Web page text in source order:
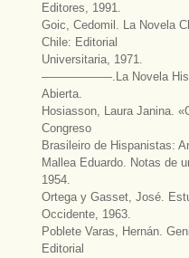
Editores, 1991.
Goic, Cedomil. La Novela
Chile: Editorial
Universitaria, 1971.
——————.La Novela
Abierta.
Hosiasson, Laura Janina.
Congreso
Brasileiro de Hispanistas:
Mallea Eduardo. Notas de
1954.
Ortega y Gasset, José.
Occidente, 1963.
Poblete Varas, Hernán.
Editorial